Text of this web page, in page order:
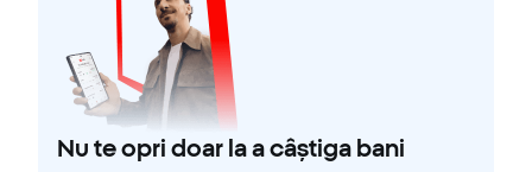
Nu te opri doar la a câștiga bani